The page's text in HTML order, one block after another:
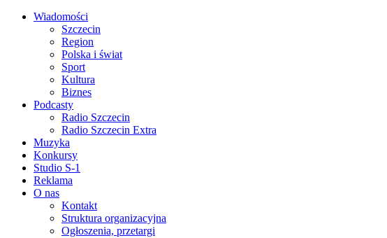
Wiadomości
Szczecin
Region
Polska i świat
Sport
Kultura
Biznes
Podcasty
Radio Szczecin
Radio Szczecin Extra
Muzyka
Konkursy
Studio S-1
Reklama
O nas
Kontakt
Struktura organizacyjna
Ogłoszenia, przetargi